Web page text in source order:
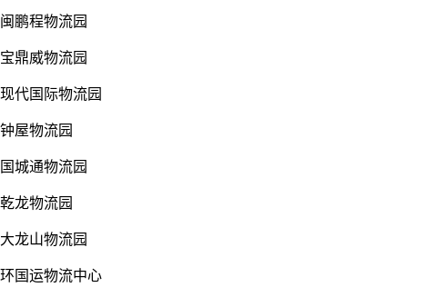
闽鹏程物流园
宝鼎威物流园
现代国际物流园
钟屋物流园
国城通物流园
乾龙物流园
大龙山物流园
环国运物流中心